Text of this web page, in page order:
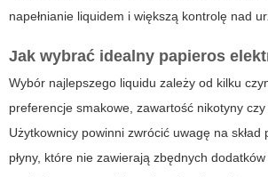
napełnianie liquidem i większą kontrolę nad
Jak wybrać idealny papieros
Wybór najlepszego liquidu zależy od kilku
preferencje smakowe, zawartość nikotyny czy
Użytkownicy powinni zwrócić uwagę na
płyny, które nie zawierają zbędnych